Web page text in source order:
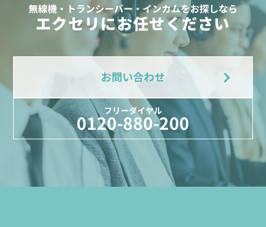
無線機・トランシーバー・インカムをお探しなら
エクセリにお任せください
お問い合わせ
フリーダイヤル
0120-880-200